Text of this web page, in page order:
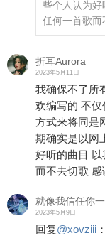
些个人认为
任何一首歌而
折耳Aurora
2023年5月11日
我确保不了所
欢编写的 不
方式来将同是
期确实是以网
好听的曲目
而不去切歌 感
就像我信任你
2023年5月9日
回复@xovziii ：